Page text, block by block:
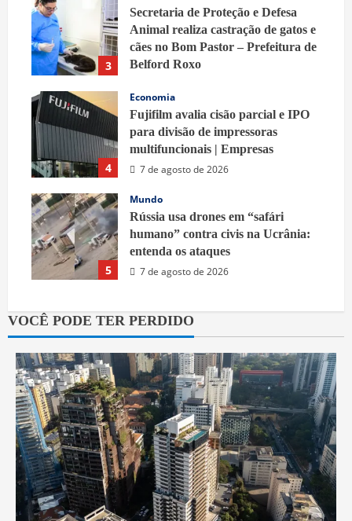
3
Secretaria de Proteção e Defesa
Animal realiza castração de gatos e
cães no Bom Pastor – Prefeitura de
Belford Roxo
4
Economia
Fujifilm avalia cisão parcial e IPO
para divisão de impressoras
multifuncionais | Empresas
7 de agosto de 2026
5
Mundo
Rússia usa drones em “safári
humano” contra civis na Ucrânia:
entenda os ataques
7 de agosto de 2026
VOCÊ PODE TER PERDIDO